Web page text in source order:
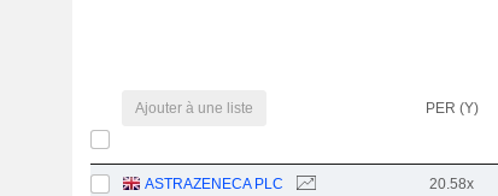
Ajouter à une liste PER (Y)
ASTRAZENECA PLC 20.58x